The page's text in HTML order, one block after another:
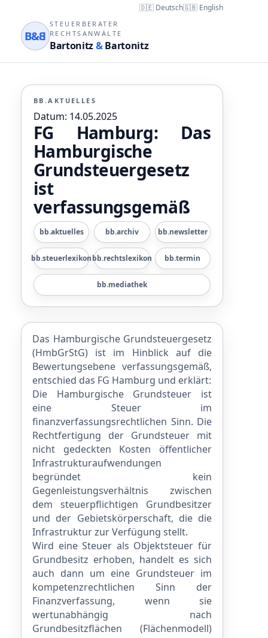
🇩🇪 Deutsch🇬🇧 English
B&B
STEUERBERATER
RECHTSANWÄLTE
Bartonitz&Bartonitz
BB.AKTUELLES
Datum: 14.05.2025
FG Hamburg: Das
Hamburgische
Grundsteuergesetz
ist
verfassungsgemäß
bb.aktuelles bb.archiv bb.newsletter
bb.steuerlexikonbb.rechtslexikon bb.termin
bb.mediathek
Das Hamburgische Grundsteuergesetz
(HmbGrStG) ist im Hinblick auf die
Bewertungsebene verfassungsgemäß,
entschied das FG Hamburg und erklärt:
Die Hamburgische Grundsteuer ist
eine Steuer im
finanzverfassungsrechtlichen Sinn. Die
Rechtfertigung der Grundsteuer mit
nicht gedeckten Kosten öffentlicher
Infrastrukturaufwendungen
begründet kein
Gegenleistungsverhältnis zwischen
dem steuerpflichtigen Grundbesitzer
und der Gebietskörperschaft, die die
Infrastruktur zur Verfügung stellt.
Wird eine Steuer als Objektsteuer für
Grundbesitz erhoben, handelt es sich
auch dann um eine Grundsteuer im
kompetenzrechtlichen Sinn der
Finanzverfassung, wenn sie
wertunabhängig nach
Grundbesitzflächen (Flächenmodell)